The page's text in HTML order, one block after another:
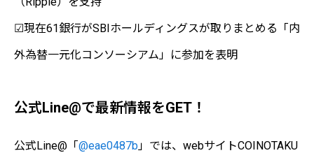
☑現在61銀行がSBIホールディングスが取りまとめる「内
外為替一元化コンソーシアム」に参加を表明
公式Line@で最新情報をGET！
公式Line@「@eae0487b 」では、webサイトCOINOTAKU